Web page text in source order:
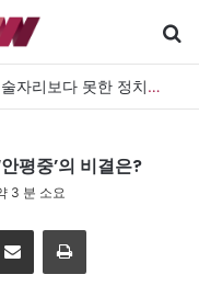
폐버스를 청년주택으로? 탑골공원 술자리보다 못한 정치의 상상력
평중’의 비결은?
3 분 소요
이메일